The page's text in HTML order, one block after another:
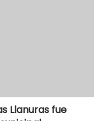
Llanuras fue